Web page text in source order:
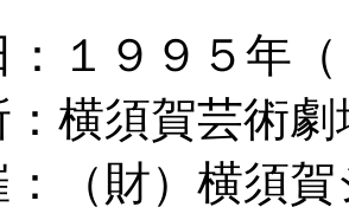
１９９５年
：横須賀芸術劇
財）横須賀